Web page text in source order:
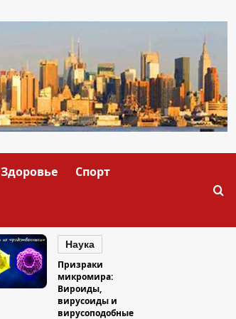
Здоровье Спорт
Наука
Призраки
микромира:
Вироиды,
вирусоиды и
вирусоподобные